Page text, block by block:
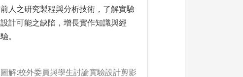
前人之研究製程與分析技術，了解實驗
設計可能之缺陷，增長實作知識與經
驗。
圖解:校外委員與學生討論實驗設計剪影